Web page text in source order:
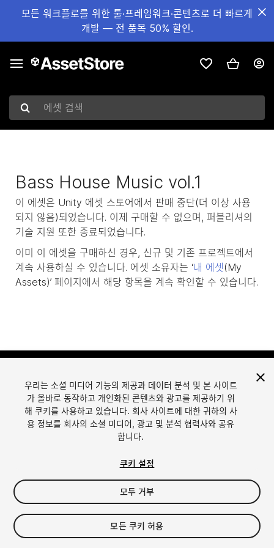
모든 워크플로를 위한 툴·프레임워크·콘텐츠로 더 빠르게
개발 — 전 품목 50% 할인.
에셋 검색
Bass House Music vol.1
이 에셋은 Unity 에셋 스토어에서 판매 중단(더 이상 사용
되지 않음)되었습니다. 이제 구매할 수 없으며, 퍼블리셔의
기술 지원 또한 종료되었습니다.
이미 이 에셋을 구매하신 경우, 신규 및 기존 프로젝트에서
계속 사용하실 수 있습니다. 에셋 소유자는 ‘내 에셋 (My
Assets)’ 페이지에서 해당 항목을 계속 확인할 수 있습니다.
한국어
日本語
Unity에서 에셋 판매
Sell Assets
에셋 스토어 툴
퍼블리셔 로그인
자주 묻는 질문
우리는 소셜 미디어 기능의 제공과 데이터 분석 및 본 사이트
가 올바로 동작하고 개인화된 콘텐츠와 광고를 제공하기 위
해 쿠키를 사용하고 있습니다. 회사 사이트에 대한 귀하의 사
용 정보를 회사의 소셜 미디어, 광고 및 분석 협력사와 공유
합니다.
쿠키 설정
모두 거부
모든 쿠키 허용